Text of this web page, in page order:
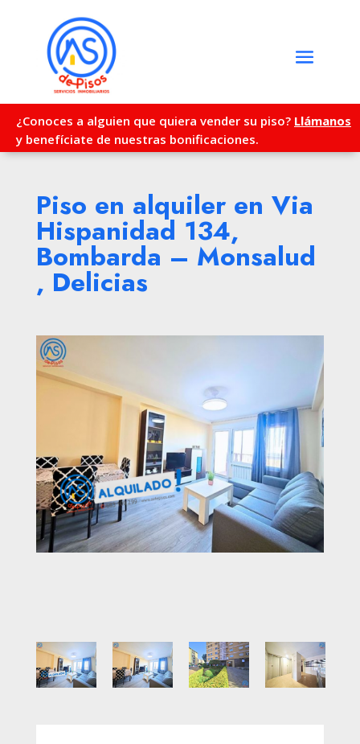
¿Conoces a alguien que quiera vender su piso? Llámanos
y benefíciate de nuestras bonificaciones.
Piso en alquiler en Via
Hispanidad 134,
Bombarda – Monsalud
, Delicias